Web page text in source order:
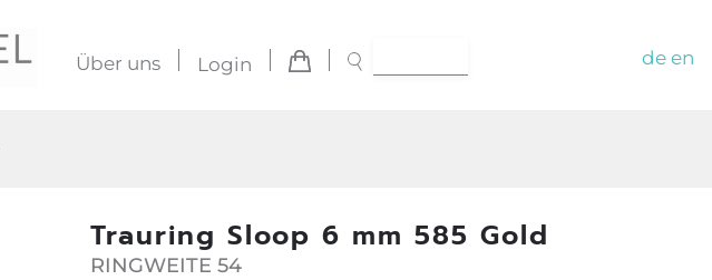
Über uns Login de en
Trauring Sloop 6 mm 585 Gold
RINGWEITE 54